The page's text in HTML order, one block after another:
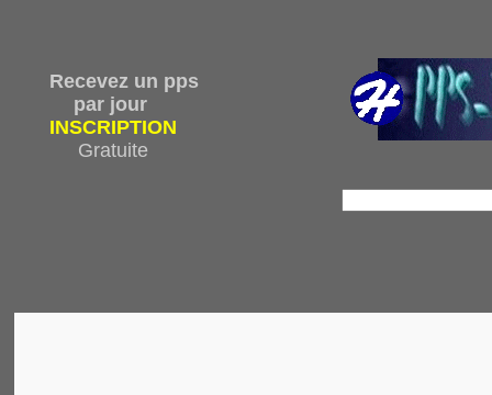
Recevez un pps
par jour
INSCRIPTION
Gratuite